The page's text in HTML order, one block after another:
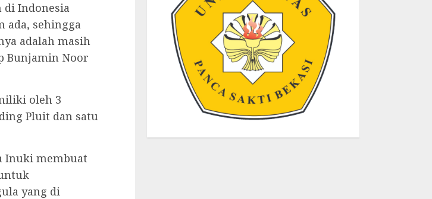
di Indonesia
ada, sehingga
adalah masih
Bunjamin Noor
oleh 3
Pluit dan satu
Inuki membuat
yang di